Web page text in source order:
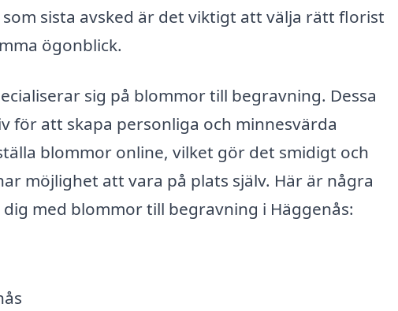
sista avsked är det viktigt att välja rätt florist
ögonblick.
sig på blommor till begravning. Dessa
att skapa personliga och minnesvärda
blommor online, vilket gör det smidigt och
möjlighet att vara på plats själv. Här är några
med blommor till begravning i Häggenås: